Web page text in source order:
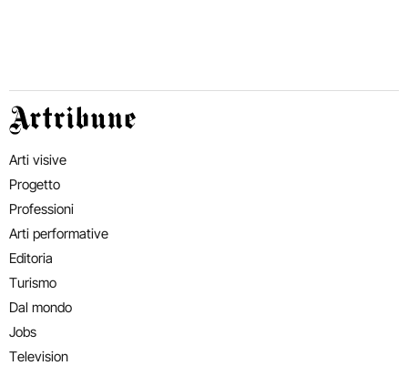
Artribune
Arti visive
Progetto
Professioni
Arti performative
Editoria
Turismo
Dal mondo
Jobs
Television